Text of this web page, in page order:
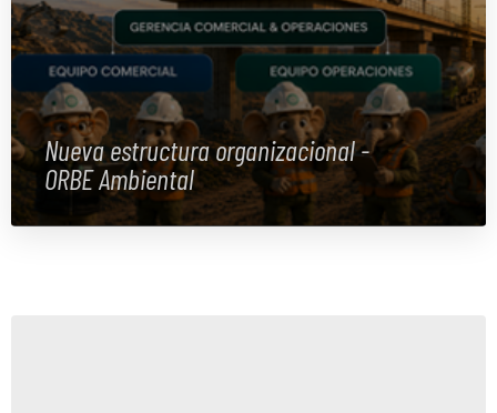
Nueva estructura organizacional -
ORBE Ambiental